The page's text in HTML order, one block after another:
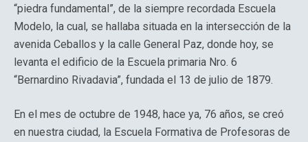
“piedra fundamental”, de la siempre recordada Escuela
Modelo, la cual, se hallaba situada en la intersección de la
avenida Ceballos y la calle General Paz, donde hoy, se
levanta el edificio de la Escuela primaria Nro. 6
“Bernardino Rivadavia”, fundada el 13 de julio de 1879.
En el mes de octubre de 1948, hace ya, 76 años, se creó
en nuestra ciudad, la Escuela Formativa de Profesoras de